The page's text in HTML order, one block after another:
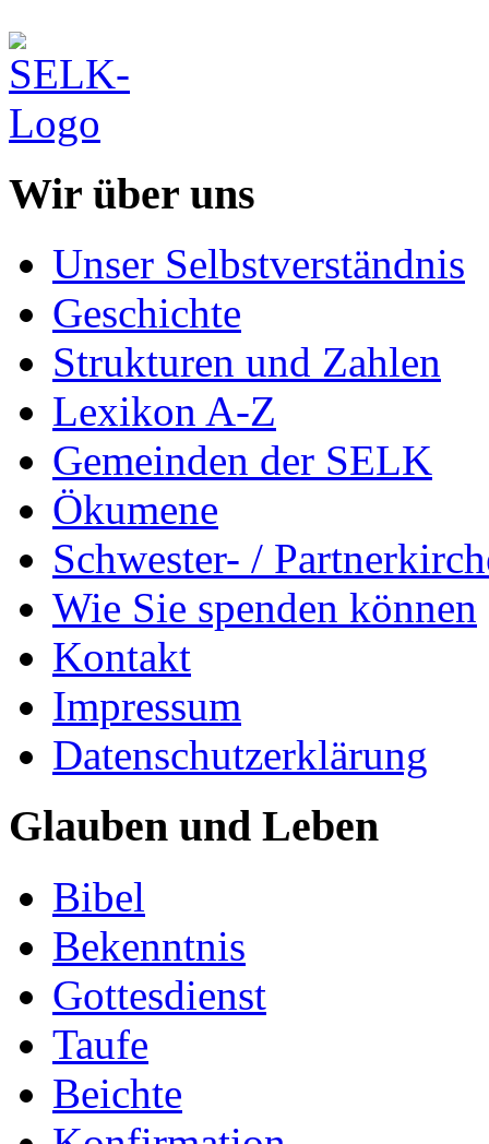
Wir über uns
Unser Selbstverständnis
Geschichte
Strukturen und Zahlen
Lexikon A-Z
Gemeinden der SELK
Ökumene
Schwester- /
Wie Sie spenden können
Kontakt
Impressum
Datenschutzerklärung
Glauben und Leben
Bibel
Bekenntnis
Gottesdienst
Taufe
Beichte